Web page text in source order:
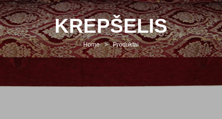
KREPŠELIS
Home > Produktai